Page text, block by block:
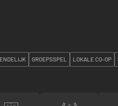
GROEPSSPEL LOKALE CO-OP